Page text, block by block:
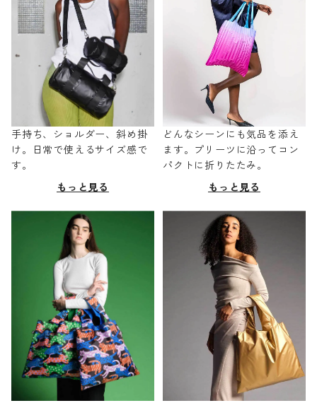
手持ち、ショルダー、斜め掛
け。日常で使えるサイズ感で
す。
もっと見る
どんなシーンにも気品を添え
ます。プリーツに沿ってコン
パクトに折りたたみ。
もっと見る